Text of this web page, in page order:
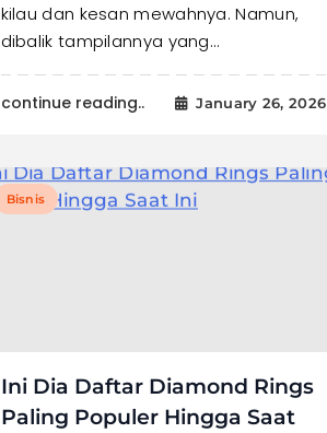
kilau dan kesan mewahnya. Namun,
dibalik tampilannya yang…
continue reading.. January 26, 2026
Bisnis
Ini Dia Daftar Diamond Rings
Paling Populer Hingga Saat